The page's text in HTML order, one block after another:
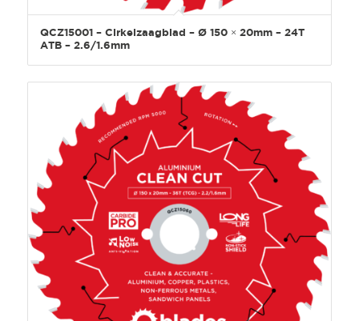
QCZ15001 – Cirkelzaagblad – Ø 150 × 20mm – 24T
ATB – 2.6/1.6mm